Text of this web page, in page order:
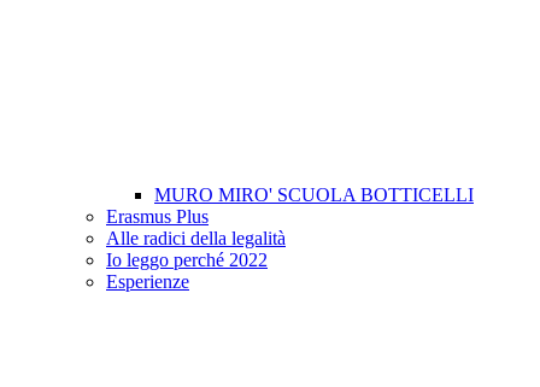
MURO MIRO' SCUOLA BOTTICELLI
Erasmus Plus
Alle radici della legalità
Io leggo perché 2022
Esperienze